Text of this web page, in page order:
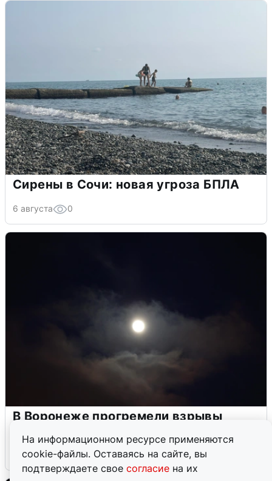
На информационном ресурсе применяются
cookie-файлы. Оставаясь на сайте, вы
подтверждаете свое согласие на их
Сирены в Сочи: новая угроза БПЛА
6 августа 0
В Воронеже прогремели взрывы
5 августа 0